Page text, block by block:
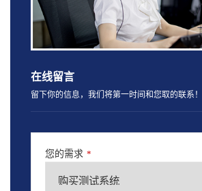
在线留言
留下你的信息，我们将第一时间和您取的联系！
您的需求 *